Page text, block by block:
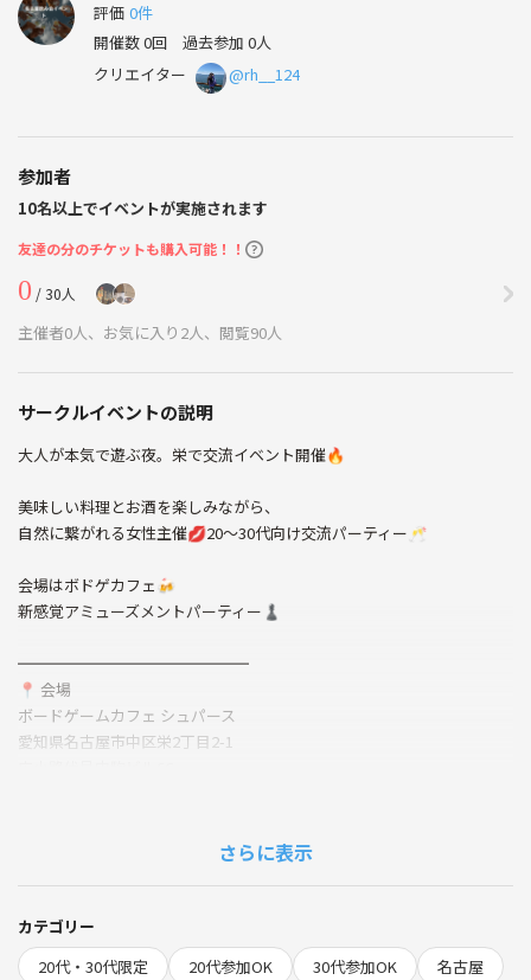
評価 0件
開催数 0回 過去参加 0人
クリエイター
@rh__124
参加者
10名以上でイベントが実施されます
友達の分のチケットも購入可能！！
0 / 30人
主催者0人、お気に入り2人、閲覧90人
サークルイベントの説明
大人が本気で遊ぶ夜。栄で交流イベント開催🔥
美味しい料理とお酒を楽しみながら、
自然に繋がれる女性主催💋20〜30代向け交流パーティー🥂
会場はボドゲカフェ🍻
新感覚アミューズメントパーティー♟️
━━━━━━━━━━━━━━━
📍 会場
ボードゲームカフェ シュパース
愛知県名古屋市中区栄2丁目2-1
テキーラ、クライナー、ハイボール
レモン酎ハイ、ビールetc...
さらに表示
カテゴリー
20代・30代限定
20代参加OK 30代参加OK
名古屋